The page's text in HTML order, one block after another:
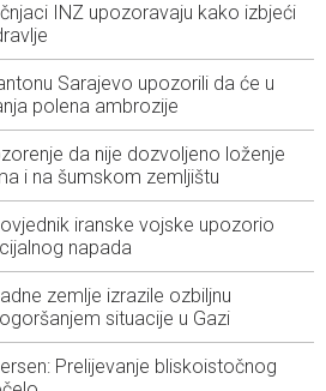
INZ upozoravaju kako izbjeći
Sarajevo upozorili da će u
polena ambrozije
da nije dozvoljeno loženje
i na šumskom zemljištu
iranske vojske upozorio
napada
zemlje izrazile ozbiljnu
situacije u Gazi
Prelijevanje bliskoistočnog